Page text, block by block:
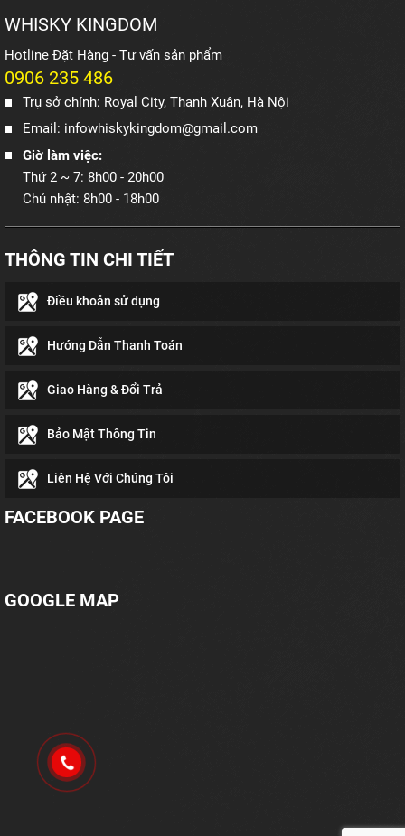
WHISKY KINGDOM
Hotline Đặt Hàng - Tư vấn sản phẩm
0906 235 486
Trụ sở chính: Royal City, Thanh Xuân, Hà Nội
Email: infowhiskykingdom@gmail.com
Giờ làm việc:
Thứ 2 ~ 7: 8h00 - 20h00
Chủ nhật: 8h00 - 18h00
THÔNG TIN CHI TIẾT
Điều khoản sử dụng
Hướng Dẫn Thanh Toán
Giao Hàng & Đổi Trả
Bảo Mật Thông Tin
Liên Hệ Với Chúng Tôi
FACEBOOK PAGE
GOOGLE MAP